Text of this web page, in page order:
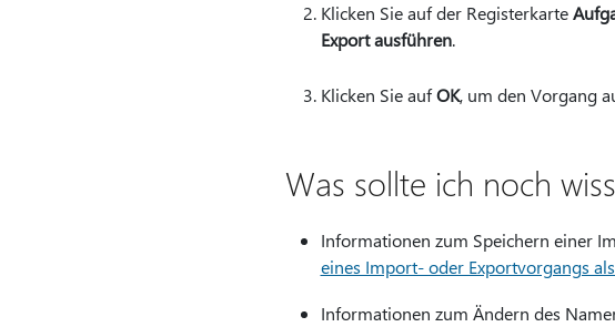
Klicken Sie auf der Registerkarte
Export ausführen.
Klicken Sie aufOK, um den Vorgang
Was sollte ich noch
Informationen zum Speichern einer
eines Import- oder Exportvorgangs
Informationen zum Ändern des